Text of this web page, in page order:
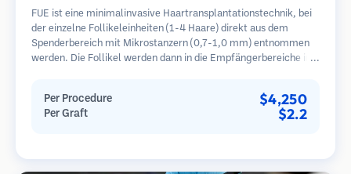
FUE ist eine minimalinvasive Haartransplantationstechnik, bei
der einzelne Follikeleinheiten (1-4 Haare) direkt aus dem
Spenderbereich mit Mikrostanzern (0,7-1,0 mm) entnommen
werden. Die Follikel werden dann in die Empfängerbereiche in
im Vergleich zu Streifenentnahmemethoden.
Per Procedure $4,250
Per Graft $2.2